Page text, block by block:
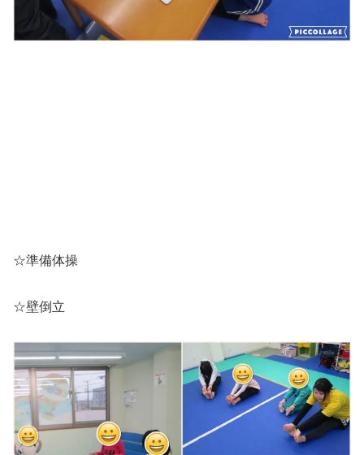
☆準備体操
☆壁倒立